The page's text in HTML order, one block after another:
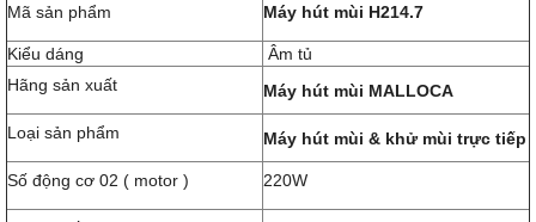
Mã sản phẩm Máy hút mùi H214.7
Kiểu dáng
Âm tủ
Hãng sản xuất
Máy hút mùi MALLOCA
Loại sản phẩm Máy hút mùi & khử mùi trực tiếp
Số động cơ 02 ( motor ) 220W